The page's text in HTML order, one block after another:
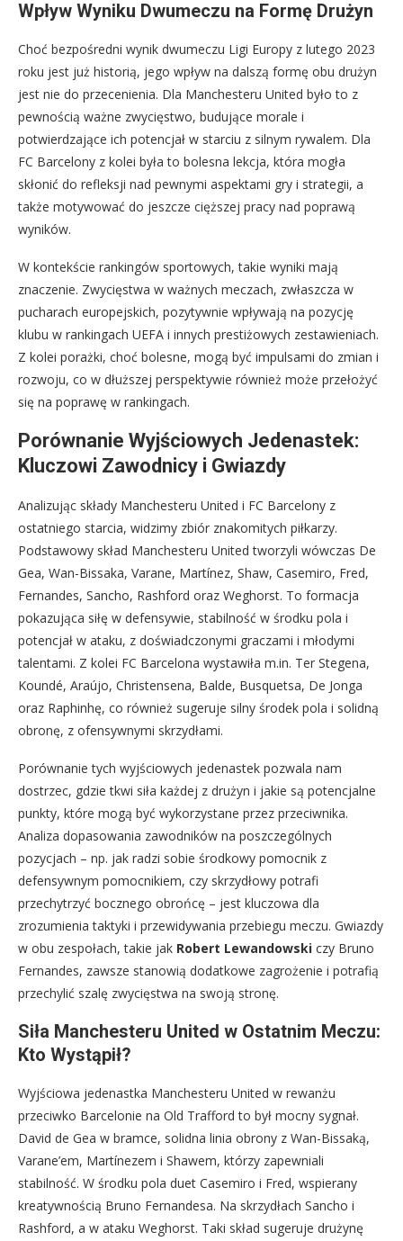
Wpływ Wyniku Dwumeczu na Formę Drużyn
Choć bezpośredni wynik dwumeczu Ligi Europy z lutego 2023
roku jest już historią, jego wpływ na dalszą formę obu drużyn
jest nie do przecenienia. Dla Manchesteru United było to z
pewnością ważne zwycięstwo, budujące morale i
potwierdzające ich potencjał w starciu z silnym rywalem. Dla
FC Barcelony z kolei była to bolesna lekcja, która mogła
skłonić do refleksji nad pewnymi aspektami gry i strategii, a
także motywować do jeszcze cięższej pracy nad poprawą
wyników.
W kontekście rankingów sportowych, takie wyniki mają
znaczenie. Zwycięstwa w ważnych meczach, zwłaszcza w
pucharach europejskich, pozytywnie wpływają na pozycję
klubu w rankingach UEFA i innych prestiżowych zestawieniach.
Z kolei porażki, choć bolesne, mogą być impulsami do zmian i
rozwoju, co w dłuższej perspektywie również może przełożyć
się na poprawę w rankingach.
Porównanie Wyjściowych Jedenastek:
Kluczowi Zawodnicy i Gwiazdy
Analizując składy Manchesteru United i FC Barcelony z
ostatniego starcia, widzimy zbiór znakomitych piłkarzy.
Podstawowy skład Manchesteru United tworzyli wówczas De
Gea, Wan-Bissaka, Varane, Martínez, Shaw, Casemiro, Fred,
Fernandes, Sancho, Rashford oraz Weghorst. To formacja
pokazująca siłę w defensywie, stabilność w środku pola i
potencjał w ataku, z doświadczonymi graczami i młodymi
talentami. Z kolei FC Barcelona wystawiła m.in. Ter Stegena,
Koundé, Araújo, Christensena, Balde, Busquetsa, De Jonga
oraz Raphinhę, co również sugeruje silny środek pola i solidną
obronę, z ofensywnymi skrzydłami.
Porównanie tych wyjściowych jedenastek pozwala nam
dostrzec, gdzie tkwi siła każdej z drużyn i jakie są potencjalne
punkty, które mogą być wykorzystane przez przeciwnika.
Analiza dopasowania zawodników na poszczególnych
pozycjach – np. jak radzi sobie środkowy pomocnik z
defensywnym pomocnikiem, czy skrzydłowy potrafi
przechytrzyć bocznego obrońcę – jest kluczowa dla
zrozumienia taktyki i przewidywania przebiegu meczu. Gwiazdy
w obu zespołach, takie jak Robert Lewandowski czy Bruno
Fernandes, zawsze stanowią dodatkowe zagrożenie i potrafią
przechylić szalę zwycięstwa na swoją stronę.
Siła Manchesteru United w Ostatnim Meczu:
Kto Wystąpił?
Wyjściowa jedenastka Manchesteru United w rewanżu
przeciwko Barcelonie na Old Trafford to był mocny sygnał.
David de Gea w bramce, solidna linia obrony z Wan-Bissaką,
Varane’em, Martínezem i Shawem, którzy zapewniali
stabilność. W środku pola duet Casemiro i Fred, wspierany
kreatywnością Bruno Fernandesa. Na skrzydłach Sancho i
Rashford, a w ataku Weghorst. Taki skład sugeruje drużynę